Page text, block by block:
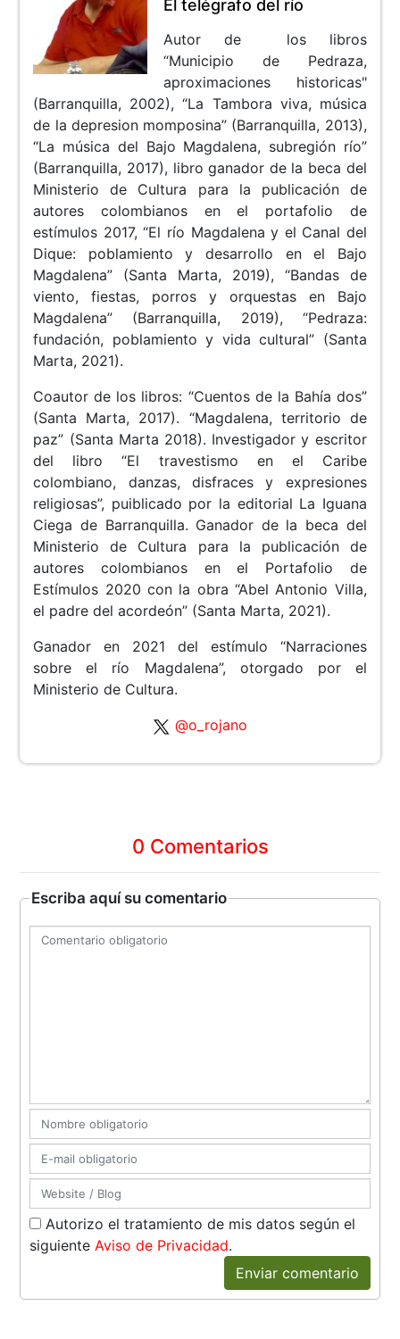
El telégrafo del río
Autor de los libros
“Municipio de Pedraza,
aproximaciones historicas"
(Barranquilla, 2002), “La Tambora viva, música
de la depresion momposina” (Barranquilla, 2013),
“La música del Bajo Magdalena, subregión río”
(Barranquilla, 2017), libro ganador de la beca del
Ministerio de Cultura para la publicación de
autores colombianos en el portafolio de
estímulos 2017, “El río Magdalena y el Canal del
Dique: poblamiento y desarrollo en el Bajo
Magdalena” (Santa Marta, 2019), “Bandas de
viento, fiestas, porros y orquestas en Bajo
Magdalena” (Barranquilla, 2019), “Pedraza:
fundación, poblamiento y vida cultural” (Santa
Marta, 2021).
Coautor de los libros: “Cuentos de la Bahía dos”
(Santa Marta, 2017). “Magdalena, territorio de
paz” (Santa Marta 2018). Investigador y escritor
del libro “El travestismo en el Caribe
colombiano, danzas, disfraces y expresiones
religiosas”, puiblicado por la editorial La Iguana
Ciega de Barranquilla. Ganador de la beca del
Ministerio de Cultura para la publicación de
autores colombianos en el Portafolio de
Estímulos 2020 con la obra “Abel Antonio Villa,
el padre del acordeón” (Santa Marta, 2021).
Ganador en 2021 del estímulo “Narraciones
sobre el río Magdalena”, otorgado por el
Ministerio de Cultura.
@o_rojano
0 Comentarios
Escriba aquí su comentario
Autorizo el tratamiento de mis datos según el
siguienteAviso de Privacidad.
Enviar comentario